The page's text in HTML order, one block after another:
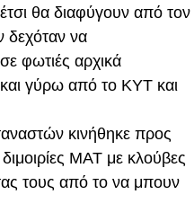
θα διαφύγουν από τον
δεχόταν να
φωτιές αρχικά
και γύρω από το ΚΥΤ και
κινήθηκε προς
ΜΑΤ με κλούβες
τους από το να μπουν